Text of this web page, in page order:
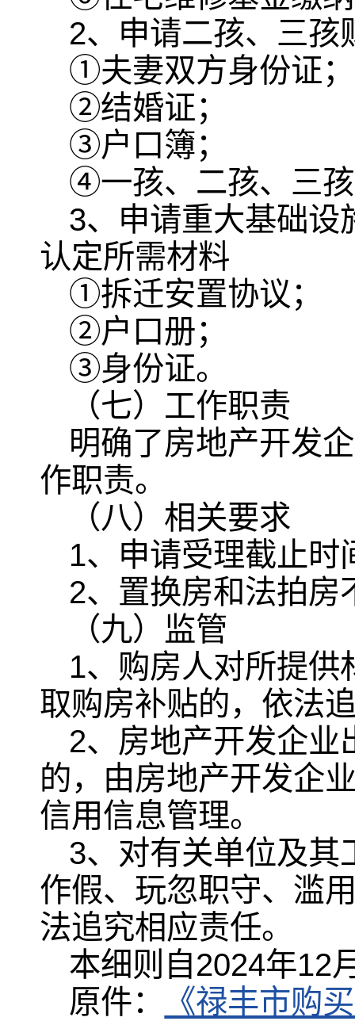
2、申请二孩、三孩
①夫妻双方身份证；
②结婚证；
③户口簿；
④一孩、二孩、三
3、申请重大基础设
认定所需材料
①拆迁安置协议；
②户口册；
③身份证。
（七）工作职责
明确了房地产开发
作职责。
（八）相关要求
1、申请受理截止时
2、置换房和法拍房
（九）监管
1、购房人对所提
取购房补贴的，依法
2、房地产开发企业
的，由房地产开发企
信用信息管理。
3、对有关单位及其
作假、玩忽职守、滥
法追究相应责任。
本细则自2024年12
原件：
《禄丰市购